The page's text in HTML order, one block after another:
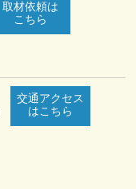
取材依頼は
こちら
交通アクセス
はこちら